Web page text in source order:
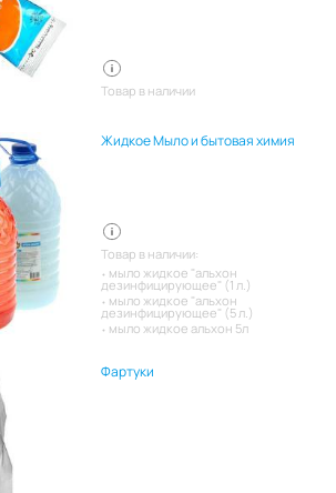
Товар в наличии
Жидкое Мыло и бытовая химия
Товар в наличии:
мыло жидкое "альхон
дезинфицирующее" (1 л.)
мыло жидкое "альхон
дезинфицирующее" (5 л.)
мыло жидкое альхон 5л
Фартуки